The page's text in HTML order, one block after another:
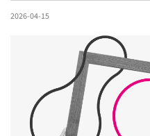
2026-04-15